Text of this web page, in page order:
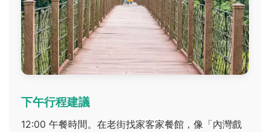
下午行程建議
12:00 午餐時間。在老街找家客家餐館，像「內灣戲